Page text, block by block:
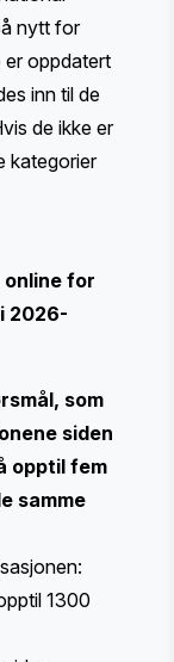
nytt for
er oppdatert
inn til de
de ikke er
kategorier
online for
2026-
som
siden
opptil fem
samme
1300